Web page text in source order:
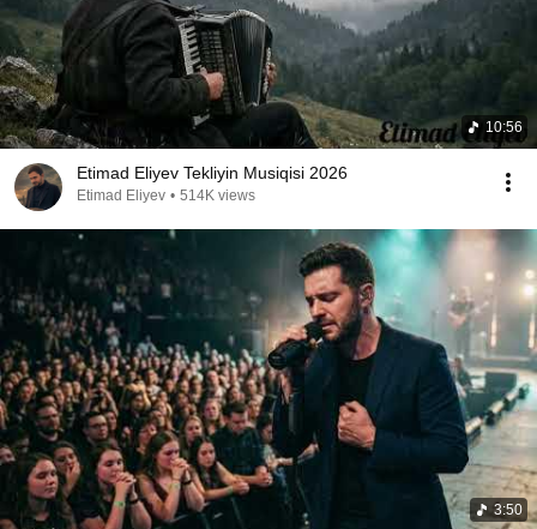
10:56
Etimad Eliyev Tekliyin Musiqisi 2026
Etimad Eliyev • 514K views
3:50